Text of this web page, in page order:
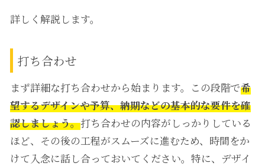
詳しく解説します。
打ち合わせ
まず詳細な打ち合わせから始まります。この段階で希
望するデザインや予算、納期などの基本的な要件を確
認しましょう。打ち合わせの内容がしっかりしている
ほど、その後の工程がスムーズに進むため、時間をか
けて入念に話し合っておいてください。特に、デザイ